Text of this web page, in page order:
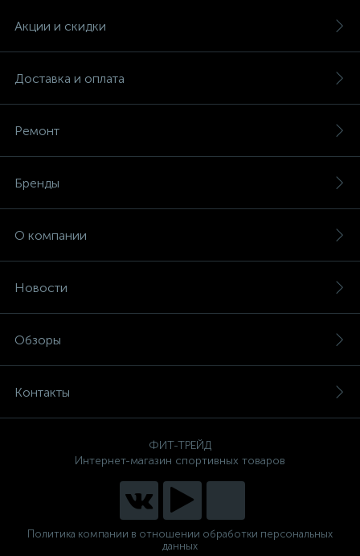
Акции и скидки
Доставка и оплата
Ремонт
Бренды
О компании
Новости
Обзоры
Контакты
ФИТ-ТРЕЙД
Интернет-магазин спортивных товаров
Политика компании в отношении обработки персональных
данных